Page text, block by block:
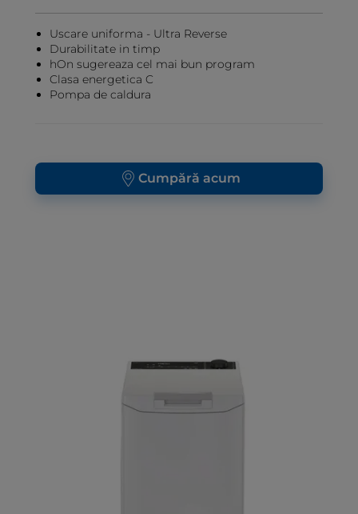
Uscare uniforma - Ultra Reverse
Durabilitate in timp
hOn sugereaza cel mai bun program
Clasa energetica C
Pompa de caldura
Cumpără acum